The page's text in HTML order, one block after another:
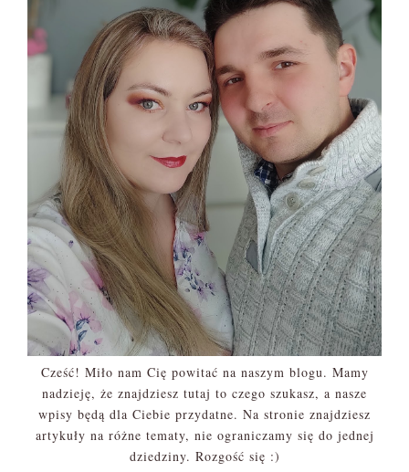
Cześć! Miło nam Cię powitać na naszym blogu. Mamy
nadzieję, że znajdziesz tutaj to czego szukasz, a nasze
wpisy będą dla Ciebie przydatne. Na stronie znajdziesz
artykuły na różne tematy, nie ograniczamy się do jednej
dziedziny. Rozgość się :)